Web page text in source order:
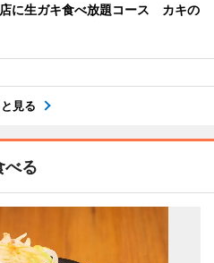
に生ガキ食べ放題コース カキの
見る
べる